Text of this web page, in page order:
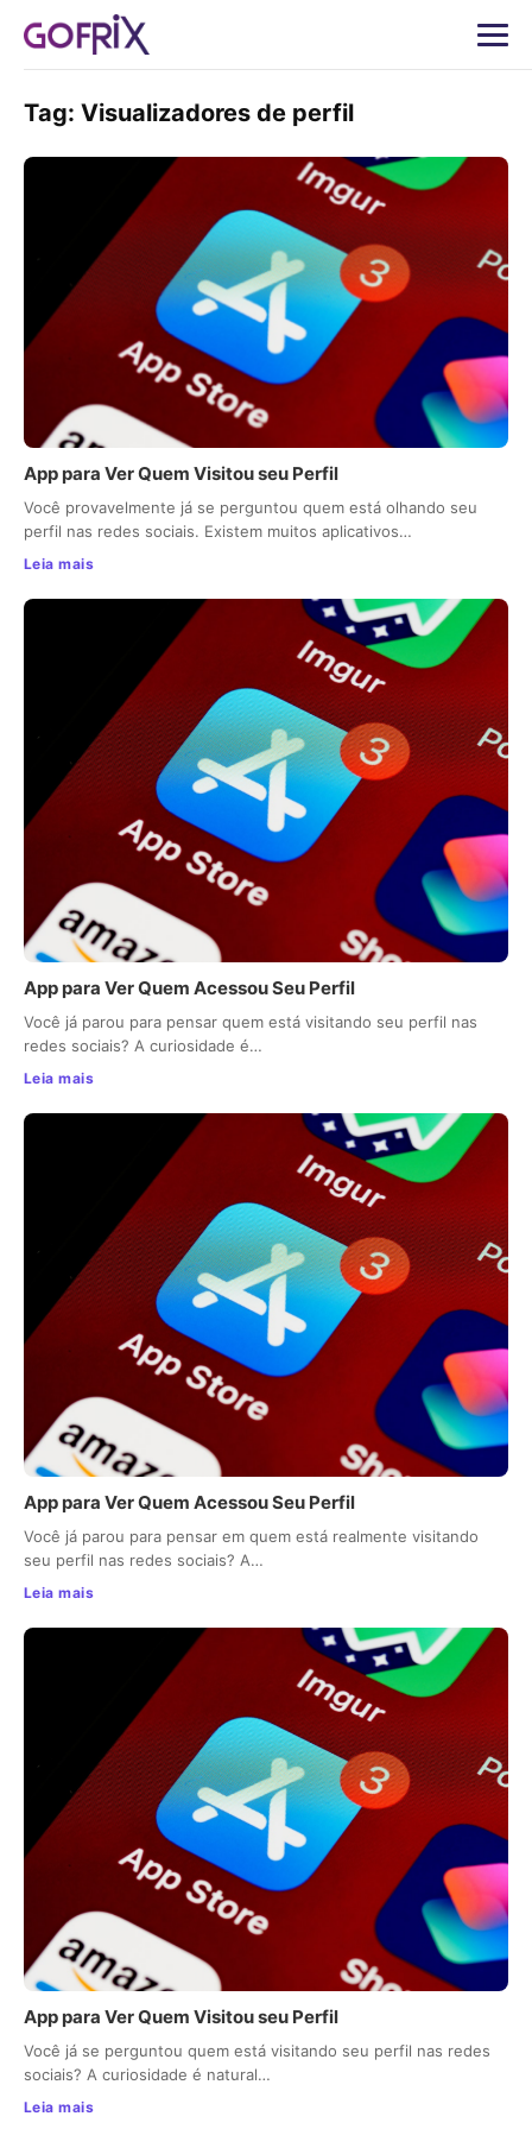
Tag: Visualizadores de perfil
App para Ver Quem Visitou seu Perfil
Você provavelmente já se perguntou quem está olhando seu
perfil nas redes sociais. Existem muitos aplicativos…
Leia mais
App para Ver Quem Acessou Seu Perfil
Você já parou para pensar quem está visitando seu perfil nas
redes sociais? A curiosidade é…
Leia mais
App para Ver Quem Acessou Seu Perfil
Você já parou para pensar em quem está realmente visitando
seu perfil nas redes sociais? A…
Leia mais
App para Ver Quem Visitou seu Perfil
Você já se perguntou quem está visitando seu perfil nas redes
sociais? A curiosidade é natural…
Leia mais